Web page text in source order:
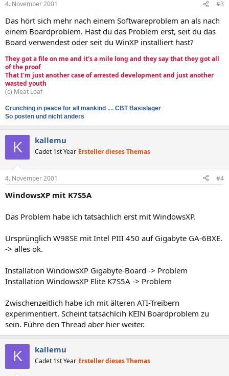
4. November 2001 #3
Das hört sich mehr nach einem Softwareproblem an als nach
einem Boardproblem. Hast du das Problem erst, seit du das
Board verwendest oder seit du WinXP installiert hast?
They got a file on me and it's a mile long and they say that they got all
of the proof
That I'm just another case of arrested development and just another
wasted youth
(c) Meat Loaf
Crunching in peace for all mankind .... CBT Basislager
So posten und nicht anders
K kallemu
Cadet 1st Year Ersteller dieses Themas
4. November 2001 #4
WindowsXP mit K7S5A
Das Problem habe ich tatsächlich erst mit WindowsXP.
Ursprünglich W98SE mit Intel PIII 450 auf Gigabyte GA-6BXE.
-> alles ok.
Installation WindowsXP Gigabyte-Board -> Problem
Installation WindowsXP Elite K7S5A -> Problem
Zwischenzeitlich habe ich mit älteren ATI-Treibern
experimentiert. Scheint tatsächlcih KEIN Boardproblem zu
sein. Führe den Thread aber hier weiter.
K kallemu
Cadet 1st Year Ersteller dieses Themas